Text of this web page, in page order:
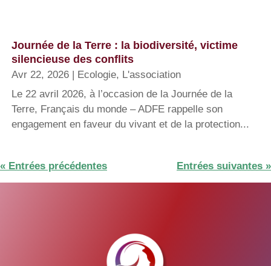
Journée de la Terre : la biodiversité, victime
silencieuse des conflits
Avr 22, 2026 Ecologie, L'association
Le 22 avril 2026, à l’occasion de la Journée de la
Terre, Français du monde – ADFE rappelle son
engagement en faveur du vivant et de la protection...
« Entrées précédentes Entrées suivantes »